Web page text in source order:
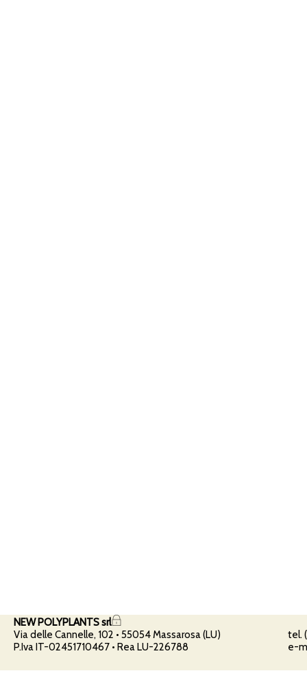
NEW POLYPLANTS srl
Via delle Cannelle, 102 • 55054 Massarosa (LU)
P.Iva IT-02451710467 • Rea LU-226788
tel.
e-